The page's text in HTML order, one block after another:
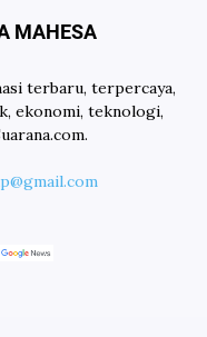
MAHESA
terbaru, terpercaya,
ekonomi, teknologi,